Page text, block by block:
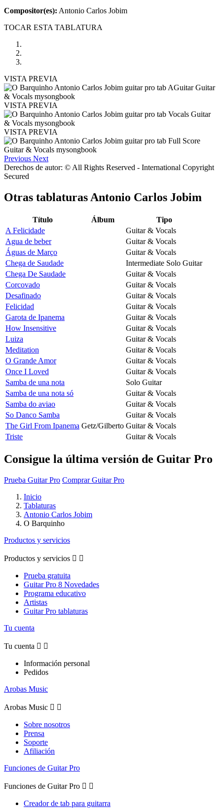
Compositor(es): Antonio Carlos Jobim
TOCAR ESTA TABLATURA
VISTA PREVIA
VISTA PREVIA
VISTA PREVIA
Previous Next
Derechos de autor: © All Rights Reserved - International Copyright
Secured
Otras tablaturas Antonio Carlos Jobim
Título Álbum
Tipo
A Felicidade
Guitar & Vocals
Agua de beber
Guitar & Vocals
Águas de Março
Guitar & Vocals
Chega de Saudade
Intermediate Solo Guitar
Chega De Saudade
Guitar & Vocals
Corcovado
Guitar & Vocals
Desafinado
Guitar & Vocals
Felicidad
Guitar & Vocals
Garota de Ipanema
Guitar & Vocals
How Insensitive
Guitar & Vocals
Luiza
Guitar & Vocals
Meditation
Guitar & Vocals
O Grande Amor
Guitar & Vocals
Once I Loved
Guitar & Vocals
Samba de una nota
Solo Guitar
Samba de una nota só
Guitar & Vocals
Samba do aviao
Guitar & Vocals
So Danco Samba
Guitar & Vocals
The Girl From Ipanema Getz/Gilberto Guitar & Vocals
Triste
Guitar & Vocals
Consigue la última versión de Guitar Pro
Prueba Guitar Pro Comprar Guitar Pro
Inicio
Tablaturas
Antonio Carlos Jobim
O Barquinho
Productos y servicios
Productos y servicios  
Prueba gratuita
Guitar Pro 8 Novedades
Programa educativo
Artistas
Guitar Pro tablaturas
Tu cuenta
Tu cuenta  
Información personal
Pedidos
Arobas Music
Arobas Music  
Sobre nosotros
Prensa
Soporte
Afiliación
Funciones de Guitar Pro
Funciones de Guitar Pro  
Creador de tab para guitarra